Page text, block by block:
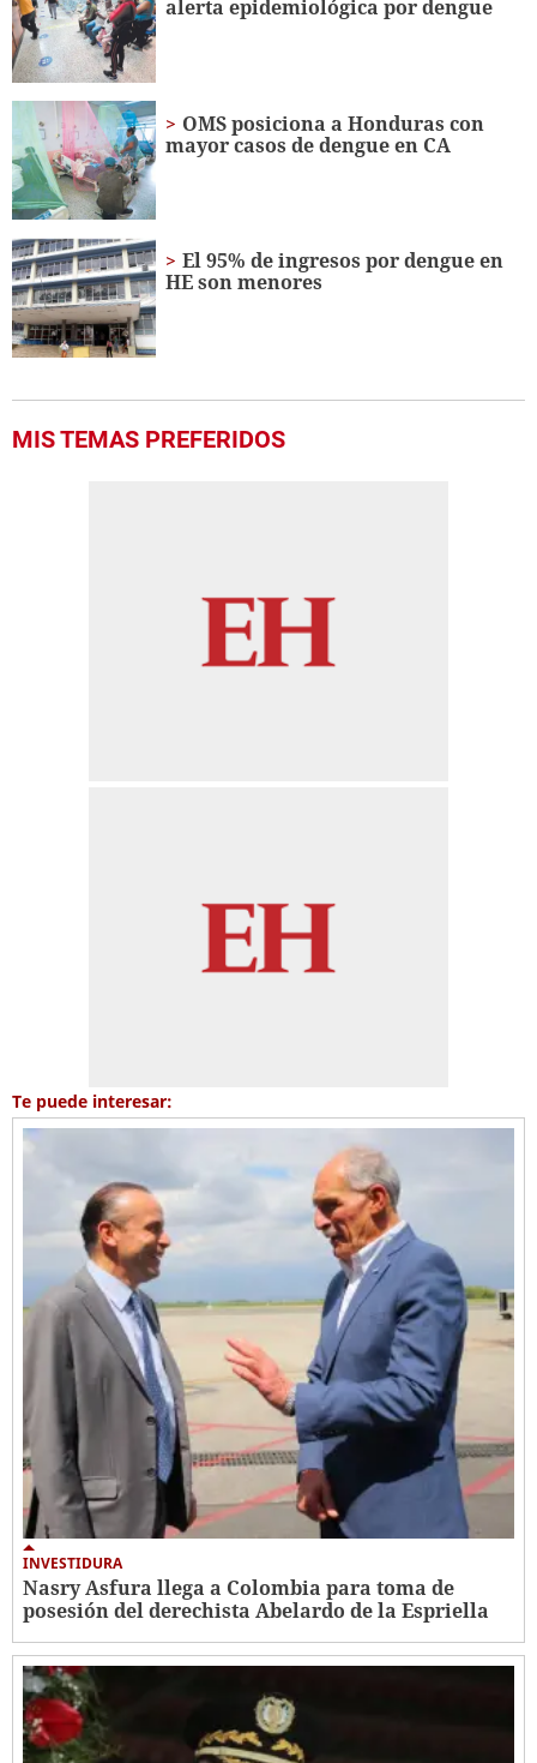
15
seconds
alerta epidemiológica por dengue
OMS posiciona a Honduras con
mayor casos de dengue en CA
El 95% de ingresos por dengue en
HE son menores
MIS TEMAS PREFERIDOS
Te puede interesar:
INVESTIDURA
Nasry Asfura llega a Colombia para toma de
posesión del derechista Abelardo de la Espriella